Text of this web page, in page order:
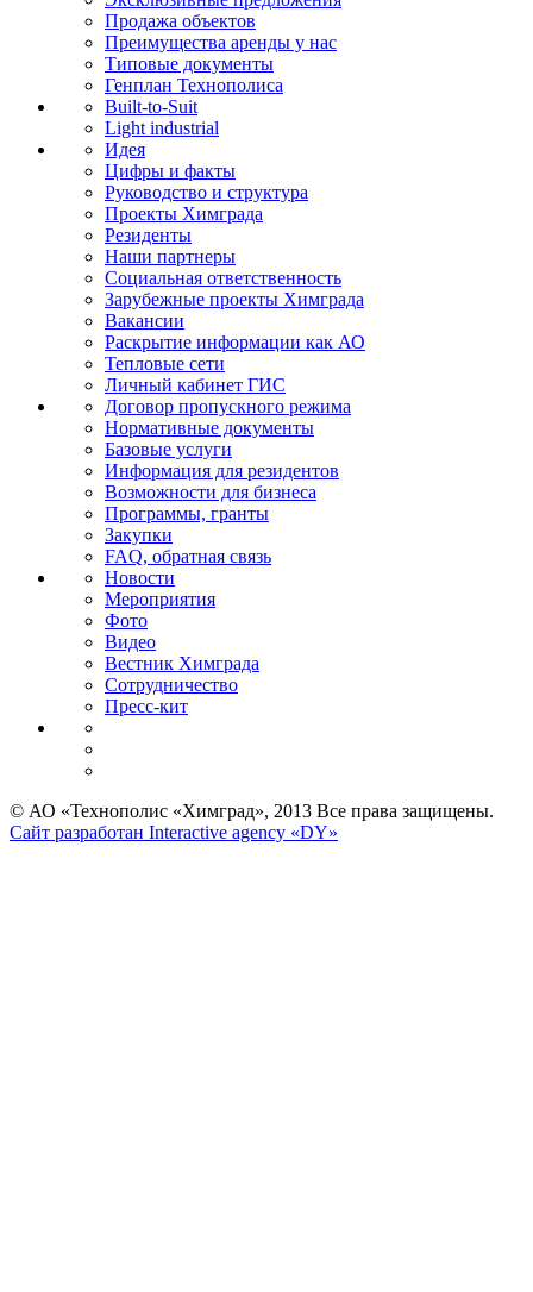
Продажа объектов
Преимущества аренды у нас
Типовые документы
Генплан Технополиса
Built-to-Suit
Light industrial
Идея
Цифры и факты
Руководство и структура
Проекты Химграда
Резиденты
Наши партнеры
Социальная ответственность
Зарубежные проекты Химграда
Вакансии
Раскрытие информации как АО
Тепловые сети
Личный кабинет ГИС
Договор пропускного режима
Нормативные документы
Базовые услуги
Информация для резидентов
Возможности для бизнеса
Программы, гранты
Закупки
FAQ, обратная связь
Новости
Мероприятия
Фото
Видео
Вестник Химграда
Сотрудничество
Пресс-кит
© АО «Технополис «Химград», 2013 Все права защищены.
Сайт разработан Interactive agency «DY»